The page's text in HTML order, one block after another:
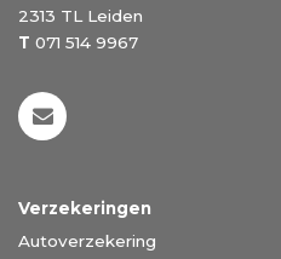
2313 TL Leiden
T 071 514 9967
Verzekeringen
Autoverzekering